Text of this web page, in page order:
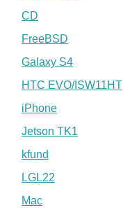
CD
FreeBSD
Galaxy S4
HTC EVO/ISW11HT
iPhone
Jetson TK1
kfund
LGL22
Mac